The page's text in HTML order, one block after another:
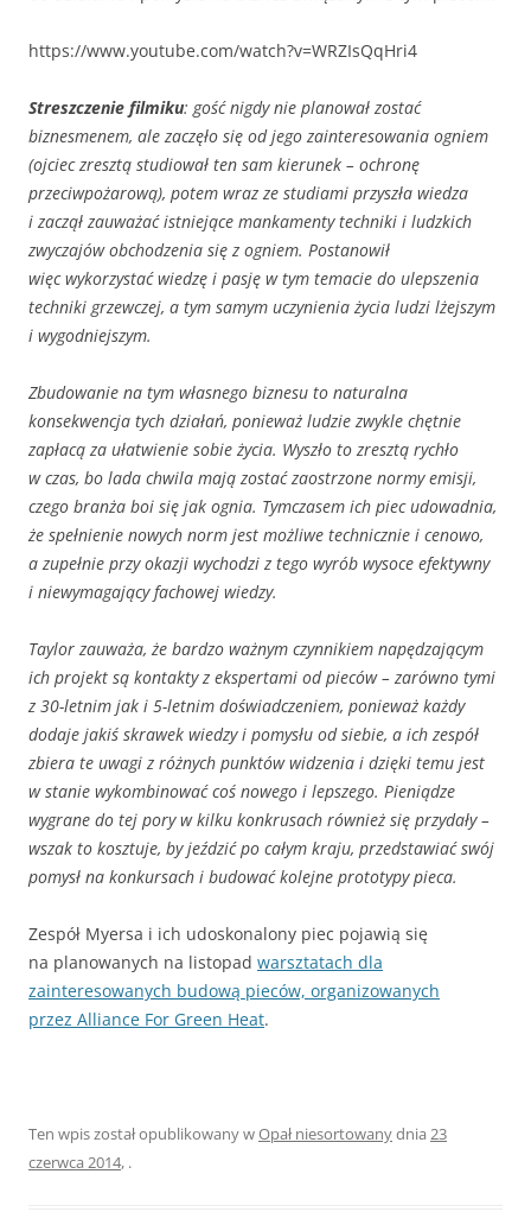
https://www.youtube.com/watch?v=WRZIsQqHri4
Streszczenie filmiku: gość nigdy nie planował zostać
biznesmenem, ale zaczęło się od jego zainteresowania ogniem
(ojciec zresztą studiował ten sam kierunek – ochronę
przeciwpożarową), potem wraz ze studiami przyszła wiedza
i zaczął zauważać istniejące mankamenty techniki i ludzkich
zwyczajów obchodzenia się z ogniem. Postanowił
więc wykorzystać wiedzę i pasję w tym temacie do ulepszenia
techniki grzewczej, a tym samym uczynienia życia ludzi lżejszym
i wygodniejszym.
Zbudowanie na tym własnego biznesu to naturalna
konsekwencja tych działań, ponieważ ludzie zwykle chętnie
zapłacą za ułatwienie sobie życia. Wyszło to zresztą rychło
w czas, bo lada chwila mają zostać zaostrzone normy emisji,
czego branża boi się jak ognia. Tymczasem ich piec udowadnia,
że spełnienie nowych norm jest możliwe technicznie i cenowo,
a zupełnie przy okazji wychodzi z tego wyrób wysoce efektywny
i niewymagający fachowej wiedzy.
Taylor zauważa, że bardzo ważnym czynnikiem napędzającym
ich projekt są kontakty z ekspertami od pieców – zarówno tymi
z 30-letnim jak i 5-letnim doświadczeniem, ponieważ każdy
dodaje jakiś skrawek wiedzy i pomysłu od siebie, a ich zespół
zbiera te uwagi z różnych punktów widzenia i dzięki temu jest
w stanie wykombinować coś nowego i lepszego. Pieniądze
wygrane do tej pory w kilku konkrusach również się przydały –
wszak to kosztuje, by jeździć po całym kraju, przedstawiać swój
pomysł na konkursach i budować kolejne prototypy pieca.
Zespół Myersa i ich udoskonalony piec pojawią się
na planowanych na listopad warsztatach dla
zainteresowanych budową pieców, organizowanych
przez Alliance For Green Heat.
Ten wpis został opublikowany wOpał niesortowanydnia 23
czerwca 2014, .